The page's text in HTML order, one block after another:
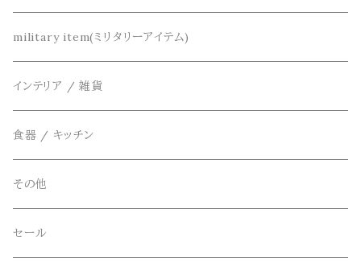
DETAIL(ディティール)
THE FLAVOR DESIGN(ザ フレーバーデザイン)
FOB FACTORY(エフオービーファクトリー)
Four Seasons Garage(FSG)
freewaters(フリーウォータース)
カーディガン
鞄
リメイク
アクセサリー
military item(ミリタリーアイテム)
インテリア / 雑貨
食器 / キッチン
その他
セール